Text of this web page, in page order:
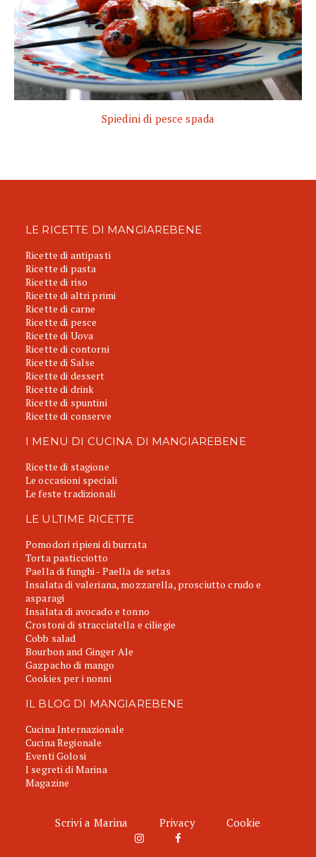
Spiedini di pesce spada
LE RICETTE DI MANGIAREBENE
Ricette di antipasti
Ricette di pasta
Ricette di riso
Ricette di altri primi
Ricette di carne
Ricette di pesce
Ricette di Uova
Ricette di contorni
Ricette di Salse
Ricette di dessert
Ricette di drink
Ricette di spuntini
Ricette di conserve
I MENU DI CUCINA DI MANGIAREBENE
Ricette di stagione
Le occasioni speciali
Le feste tradizionali
LE ULTIME RICETTE
Pomodori ripieni di burrata
Torta pasticciotto
Paella di funghi - Paella de setas
Insalata di valeriana, mozzarella, prosciutto crudo e
asparagi
Insalata di avocado e tonno
Crostoni di stracciatella e ciliegie
Cobb salad
Bourbon and Ginger Ale
Gazpacho di mango
Cookies per i nonni
IL BLOG DI MANGIAREBENE
Cucina Internazionale
Cucina Regionale
Eventi Golosi
I segreti di Marina
Magazine
Scrivi a Marina Privacy Cookie